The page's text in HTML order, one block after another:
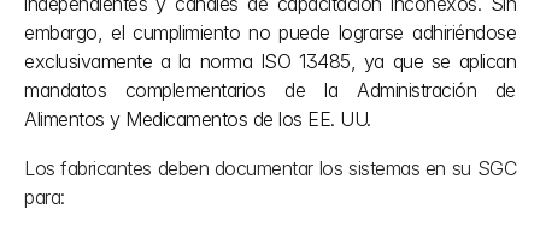
embargo, el cumplimiento no puede lograrse adhiriéndose
exclusivamente a la norma ISO 13485, ya que se aplican
mandatos complementarios de la Administración de
Alimentos y Medicamentos de los EE. UU.
Los fabricantes deben documentar los sistemas en su SGC
para: